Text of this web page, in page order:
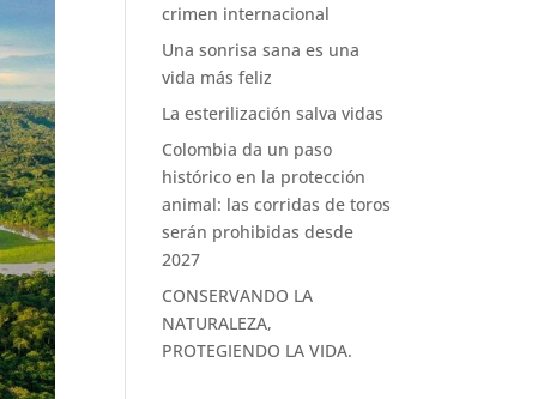
crimen internacional
Una sonrisa sana es una
vida más feliz
La esterilización salva vidas
Colombia da un paso
histórico en la protección
animal: las corridas de toros
serán prohibidas desde
2027
CONSERVANDO LA
NATURALEZA,
PROTEGIENDO LA VIDA.